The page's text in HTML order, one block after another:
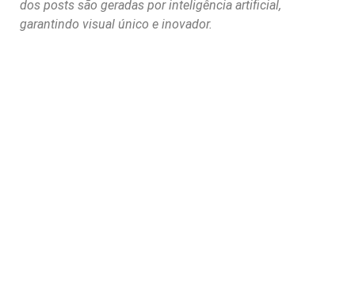
dos posts são geradas por inteligência artificial,
garantindo visual único e inovador.